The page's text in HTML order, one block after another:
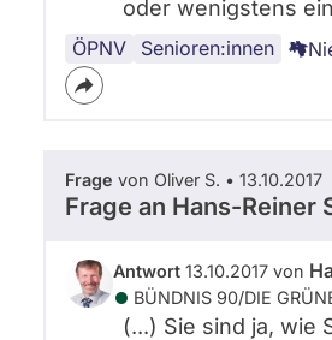
oder wenigstens
ÖPNV Senioren:innen
Verkehrspolitik
Mobilität
Frage von Oliver S. • 13.10.2017
Frage an Hans-Reiner
Antwort 13.10.2017 von
BÜNDNIS 90/­DIE
(...) Sie sind ja, wie